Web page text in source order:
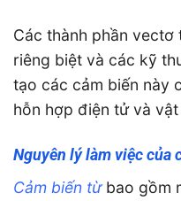
Các thành phần
riêng biệt và các kỹ
tạo các cảm biến này
hỗn hợp điện tử và vật
Nguyên lý làm việc của
Cảm biến từbao gồm